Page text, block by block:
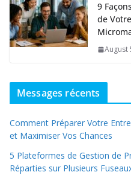
9
de
August
Messages récents
Comment Préparer Votre
et Maximiser Vos Chances
5 Plateformes de Gestion de
Réparties sur Plusieurs